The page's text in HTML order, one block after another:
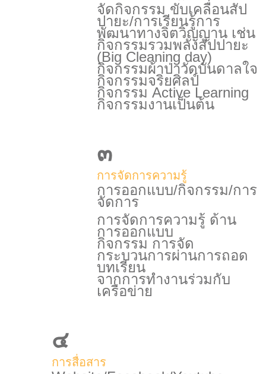
จัดกิจกรรม ขับเคลื่อนสัป
ปายะ/การเรียนรู้การ
พัฒนาทางจิตวิญญาน เช่น
กิจกรรมรวมพลังสัปปายะ
(Big Cleaning day)
กิจกรรมผ้าป่าวัดบันดาลใจ
กิจกรรมจริยศิลป์
กิจกรรม Active Learning
กิจกรรมงานเป็นต้น
๓
การจัดการความรู้
การออกแบบ/กิจกรรม/การ
จัดการ
การจัดการความรู้ ด้าน
การออกแบบ
กิจกรรม การจัด
กระบวนการผ่านการถอด
บทเรียน
จากการทำงานร่วมกับ
เครือข่าย
๔
การสื่อสาร